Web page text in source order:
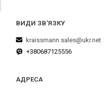
kraissmann.sales@ukr.net
+380687125556